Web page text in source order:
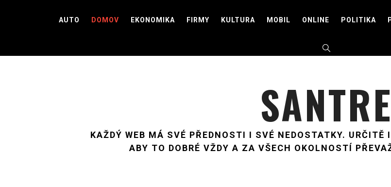
AUTO DOMOV EKONOMIKA FIRMY KULTURA MOBIL ONLINE POLITIKA
SANTRE
KAŽDÝ WEB MÁ SVÉ PŘEDNOSTI I SVÉ NEDOSTATKY.
ABY TO DOBRÉ VŽDY A ZA VŠECH OKOLNOSTÍ